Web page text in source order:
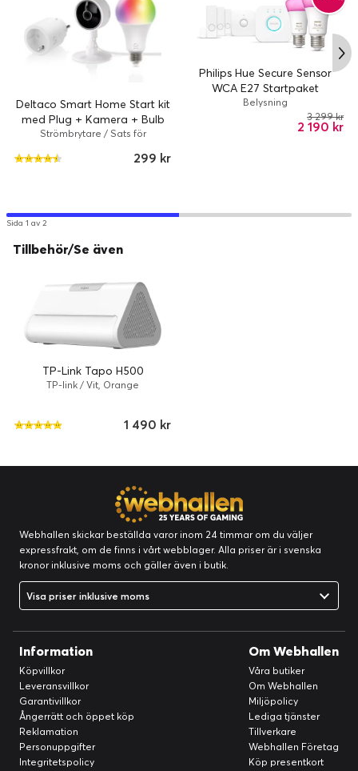
Deltaco Smart Home Start kit
med Plug + Kamera + Bulb
Strömbrytare / Sats för
Google Assistant
299 kr
Philips Hue Secure Sensor
WCA E27 Startpaket
Belysning
2 190 kr
3 299 kr
Sida 1 av 2
Tillbehör/Se även
TP-Link Tapo H500
TP-link / Vit, Orange
1 490 kr
Webhallen skickar beställda varor inom 24 timmar om du väljer
expressfrakt, om de finns i vårt webblager. Alla priser är i svenska
kronor inklusive moms och gäller även i butik.
Visa priser inklusive moms
Information
Köpvillkor
Leveransvillkor
Garantivillkor
Ångerrätt och öppet köp
Reklamation
Personuppgifter
Integritetspolicy
Om Webhallen
Våra butiker
Om Webhallen
Miljöpolicy
Lediga tjänster
Tillverkare
Webhallen Företag
Köp presentkort